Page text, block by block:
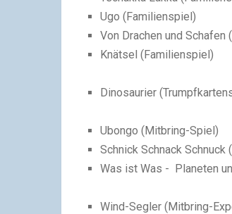
Ugo (Familienspiel)
Von Drachen und Schafen (
Knätsel (Familienspiel)
Dinosaurier (
Ubongo (Mitbring-Spiel)
Schnick Schnack Schnuck (
Was ist Was - Planeten
Wind-Segler (Mitbring-